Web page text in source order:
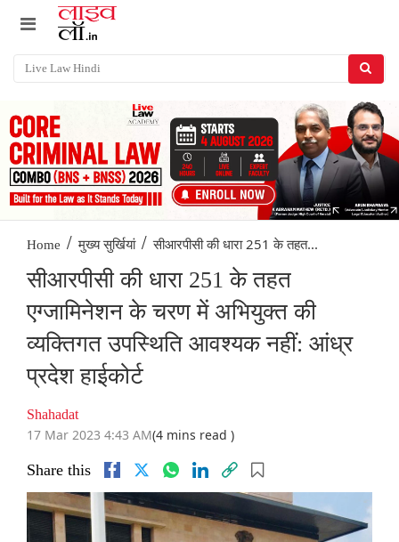
Home / मुख्य सुर्खियां / सीआरपीसी की धारा 251 के तहत...
सीआरपीसी की धारा 251 के तहत
एग्जामिनेशन के चरण में अभियुक्त की
व्यक्तिगत उपस्थिति आवश्यक नहीं: आंध्र
प्रदेश हाईकोर्ट
Shahadat
17 Mar 2023 4:43 AM(4 mins read )
Share this